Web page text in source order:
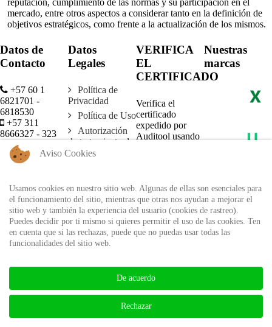
e
t
reputación, cumplimiento de las normas y su participación en el
mercado, entre otros aspectos a considerar tanto en la definición de
objetivos estratégicos, como frente a la actualización de los mismos.
Datos de
Contacto
+57 60 1
6821701 -
6818530
+57 311
8666327 - 323
6964227
info@auditool.org
Colombia
Datos
Legales
Política de
Privacidad
Política de Uso
Autorización
de tratamiento de
datos personales
VERIFICA
EL
CERTIFICADO
Verifica el
certificado
expedido por
Auditool usando
Certificado
Nuestras
marcas
BIBLIOTECA AUDITOOL -
ISSN: 2665-1696 y 2665-3508
Aviso Cookies
Usamos cookies en nuestro sitio web. Algunas de ellas son esenciales para
el funcionamiento del sitio, mientras que otras nos ayudan a mejorar el
sitio web y también la experiencia del usuario (cookies de rastreo).
Puedes decidir por ti mismo si quieres permitir el uso de las cookies. Ten
en cuenta que si las rechazas, puede que no puedas usar todas las
funcionalidades del sitio web.
De acuerdo
Rechazar